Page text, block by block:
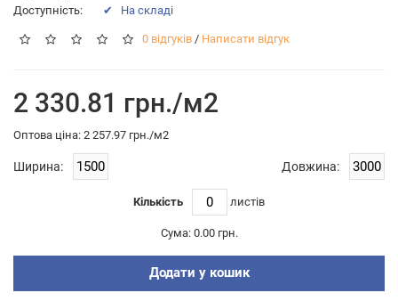
Доступність:
✔ На складі
0 відгуків / Написати відгук
2 330.81 грн./м2
Оптова цiна: 2 257.97 грн./м2
Ширина: Довжина:
Кількість листiв
Сума: 0.00 грн.
Додати у кошик